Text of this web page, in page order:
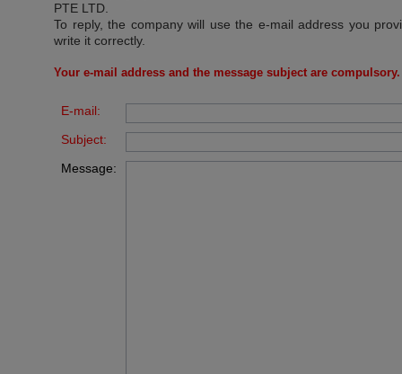
PTE LTD
To reply, the company will use the e-mail address you
write it correctly.
Your e-mail address and the message subject are compulsory.
E-mail:
Subject:
Message: